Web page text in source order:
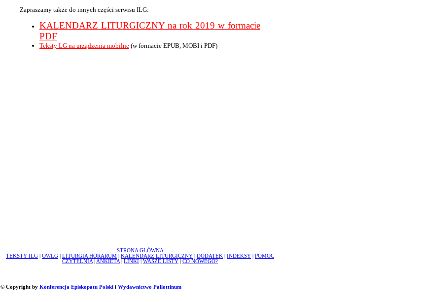
Zapraszamy także do innych części serwisu ILG:
KALENDARZ LITURGICZNY na rok 2019 w formacie
PDF
Teksty LG na urządzenia mobilne (w formacie EPUB, MOBI i PDF)
STRONA GŁÓWNA
TEKSTY ILG
OWLG LITURGIA HORARUM KALENDARZ LITURGICZNY DODATEK INDEKSY
POMOC
CZYTELNIA
ANKIETA LINKI WASZE LISTY CO NOWEGO?
© Copyright by Konferencja Episkopatu Polskii Wydawnictwo Pallottinum